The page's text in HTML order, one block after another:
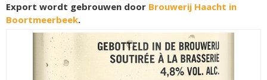
Export wordt gebrouwen door Brouwerij Haacht in
Boortmeerbeek.